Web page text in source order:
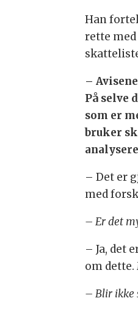
Han
rette
–
På selve
som er
bruker
– Det er
med
– Er det
– Ja, det
om
– Blir ikke